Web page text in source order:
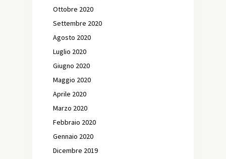
Ottobre 2020
Settembre 2020
Agosto 2020
Luglio 2020
Giugno 2020
Maggio 2020
Aprile 2020
Marzo 2020
Febbraio 2020
Gennaio 2020
Dicembre 2019